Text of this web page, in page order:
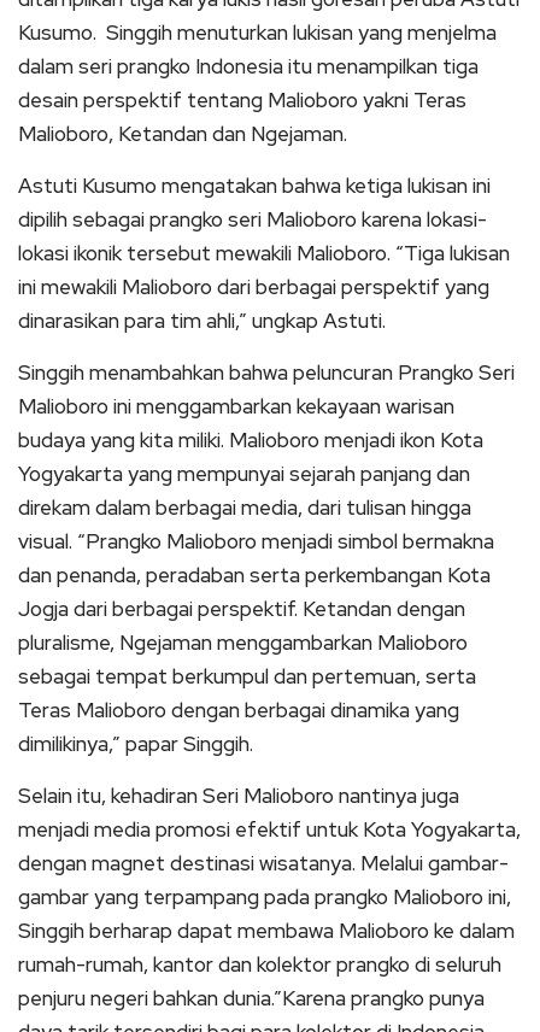
Kusumo. Singgih menuturkan lukisan yang menjelma
dalam seri prangko Indonesia itu menampilkan tiga
desain perspektif tentang Malioboro yakni Teras
Malioboro, Ketandan dan Ngejaman.
Astuti Kusumo mengatakan bahwa ketiga lukisan ini
dipilih sebagai prangko seri Malioboro karena lokasi-
lokasi ikonik tersebut mewakili Malioboro. “Tiga lukisan
ini mewakili Malioboro dari berbagai perspektif yang
dinarasikan para tim ahli,” ungkap Astuti.
Singgih menambahkan bahwa peluncuran Prangko Seri
Malioboro ini menggambarkan kekayaan warisan
budaya yang kita miliki. Malioboro menjadi ikon Kota
Yogyakarta yang mempunyai sejarah panjang dan
direkam dalam berbagai media, dari tulisan hingga
visual. “Prangko Malioboro menjadi simbol bermakna
dan penanda, peradaban serta perkembangan Kota
Jogja dari berbagai perspektif. Ketandan dengan
pluralisme, Ngejaman menggambarkan Malioboro
sebagai tempat berkumpul dan pertemuan, serta
Teras Malioboro dengan berbagai dinamika yang
dimilikinya,” papar Singgih.
Selain itu, kehadiran Seri Malioboro nantinya juga
menjadi media promosi efektif untuk Kota Yogyakarta,
dengan magnet destinasi wisatanya. Melalui gambar-
gambar yang terpampang pada prangko Malioboro ini,
Singgih berharap dapat membawa Malioboro ke dalam
rumah-rumah, kantor dan kolektor prangko di seluruh
penjuru negeri bahkan dunia.”Karena prangko punya